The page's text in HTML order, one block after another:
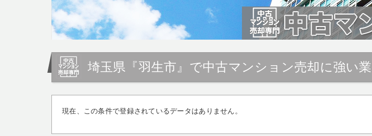
埼玉県『羽生市』で中古マンション売却に強い
現在、この条件で登録されているデータはありません。